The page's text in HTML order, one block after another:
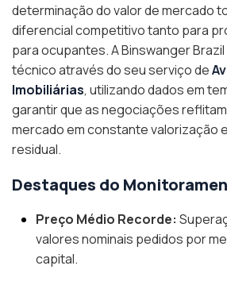
determinação do valor de mercado
diferencial competitivo tanto para
para ocupantes. A Binswanger
técnico através do seu serviço de
Imobiliárias, utilizando dados em
garantir que as negociações
mercado em constante valorização
residual.
Destaques do
Preço Médio Recorde:
valores nominais pedidos por
capital.